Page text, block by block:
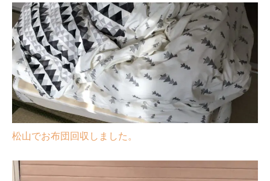
松山でお布団回収しました。